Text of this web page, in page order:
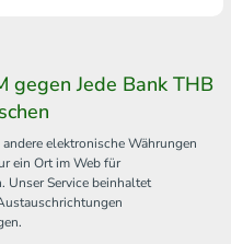
gegen Jede Bank THB
elektronische Währungen
ein Ort im Web für
Unser Service beinhaltet